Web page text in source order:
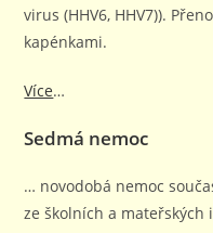
virus (HHV6, HHV7)).
kapénkami.
Více…
Sedmá nemoc
… novodobá nemoc
ze školních a